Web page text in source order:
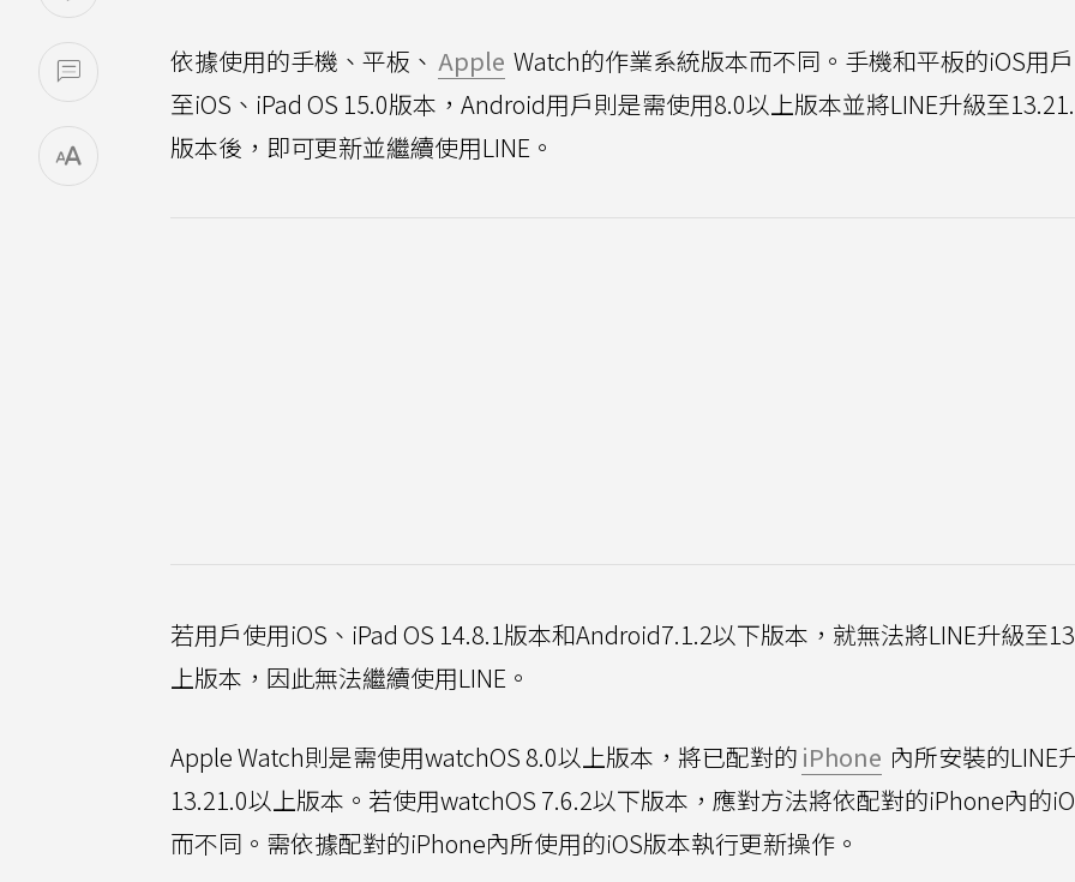
依據使用的手機、平板、 Apple Watch的作業系統版本而不同。手機和平板的iOS用
至iOS、iPad OS 15.0版本，Android用戶則是需使用8.0以上版本並將LINE升級至
版本後，即可更新並繼續使用LINE。
若用戶使用iOS、iPad OS 14.8.1版本和Android7.1.2以下版本，就無法將LINE升級至
上版本，因此無法繼續使用LINE。
Apple Watch則是需使用watchOS 8.0以上版本，將已配對的 iPhone 內所安裝的LINE
13.21.0以上版本。若使用watchOS 7.6.2以下版本，應對方法將依配對的iPhone內的
而不同。需依據配對的iPhone內所使用的iOS版本執行更新操作。